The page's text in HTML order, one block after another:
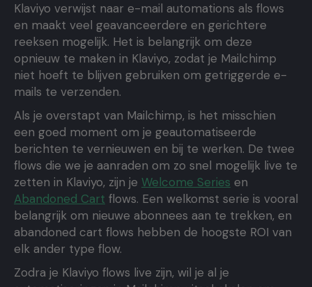
Klaviyo verwijst naar e-mail automations als flows
en maakt veel geavanceerdere en gerichtere
reeksen mogelijk. Het is belangrijk om deze
opnieuw te maken in Klaviyo, zodat je Mailchimp
niet hoeft te blijven gebruiken om getriggerde e-
mails te verzenden.
Als je overstapt van Mailchimp, is het misschien
een goed moment om je geautomatiseerde
berichten te vernieuwen en bij te werken. De twee
flows die we je aanraden om zo snel mogelijk live te
zetten in Klaviyo, zijn je Welcome Series en
Abandoned Cart flows. Een welkomst serie is vooral
belangrijk om nieuwe abonnees aan te trekken, en
abandoned cart flows hebben de hoogste ROI van
elk ander type flow.
Zodra je Klaviyo flows live zijn, wil je al je